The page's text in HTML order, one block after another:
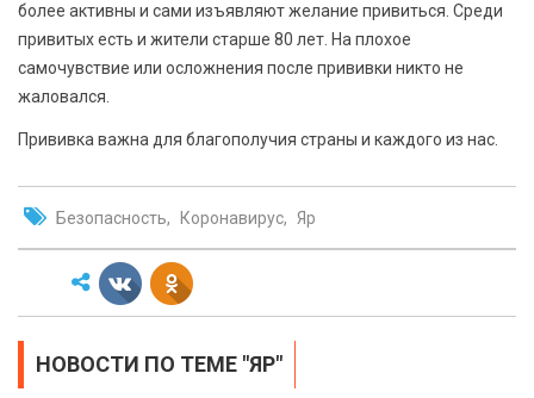
более активны и сами изъявляют желание привиться. Среди
привитых есть и жители старше 80 лет. На плохое
самочувствие или осложнения после прививки никто не
жаловался.
Прививка важна для благополучия страны и каждого из нас.
Безопасность Коронавирус Яр
НОВОСТИ ПО ТЕМЕ "ЯР"